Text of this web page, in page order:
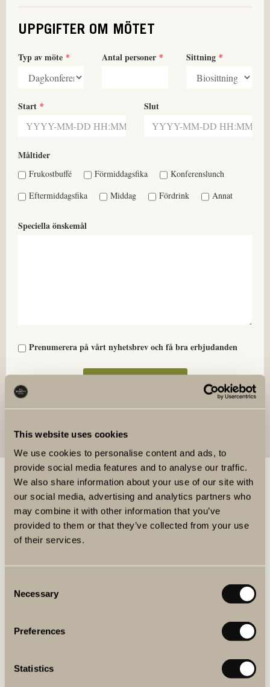
This website uses cookies
We use cookies to personalise content and ads, to
provide social media features and to analyse our traffic.
We also share information about your use of our site with
our social media, advertising and analytics partners who
may combine it with other information that you’ve
provided to them or that they’ve collected from your use
of their services.
Selection
Necessary
Preferences
Statistics
UPPGIFTER OM MÖTET
Typ av möte Antal personer Sittning
Start Slut
Måltider
Frukostbuffé Förmiddagsfika
Konferenslunch
Eftermiddagsfika
Middag Fördrink Annat
Speciella önskemål
Prenumerera på vårt nyhetsbrev och få bra erbjudanden
BOKA MAT & DRYCK
KÖP PRESENTKORT